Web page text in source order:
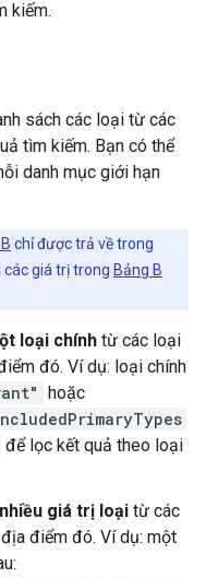
kiếm.
sách các loại từ các
tìm kiếm. Bạn có thể
danh mục giới hạn
chỉ được trả về trong
các giá trị trong Bảng B
loại chính từ các loại
đó. Ví dụ: loại chính
hoặc
để lọc kết quả theo loại
nhiều giá trị loại từ các
điểm đó. Ví dụ: một